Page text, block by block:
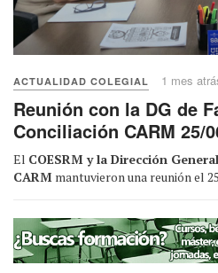
ACTUALIDAD COLEGIAL 1 mes
Reunión con la DG de
Conciliación CARM 25/
El COESRM y la Dirección
CARM mantuvieron una reunión el